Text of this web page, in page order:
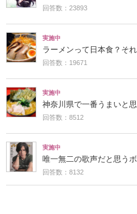
回答数：23893
実施中
ラーメンって日本食？そ
回答数：19671
実施中
神奈川県で一番うまいと
回答数：8512
実施中
唯一無二の歌声だと思う
回答数：8132